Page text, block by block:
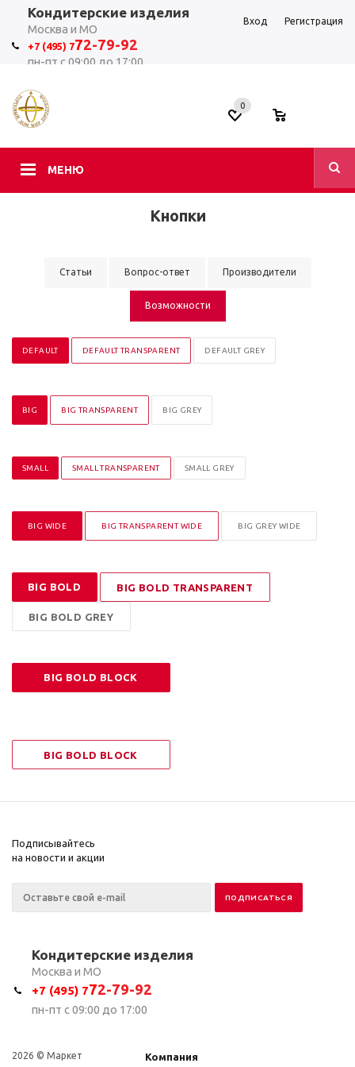
Кондитерские изделия
Москва и МО
+7 (495) 772-79-92
пн-пт с 09:00 до 17:00
Вход Регистрация
МЕНЮ
0
Кнопки
Статьи Вопрос-ответ Производители
Возможности
DEFAULT DEFAULT TRANSPARENT DEFAULT GREY
BIG BIG TRANSPARENT BIG GREY
SMALL SMALL TRANSPARENT SMALL GREY
BIG WIDE BIG TRANSPARENT WIDE BIG GREY WIDE
BIG BOLD BIG BOLD TRANSPARENT
BIG BOLD GREY
BIG BOLD BLOCK
BIG BOLD BLOCK
Подписывайтесь
на новости и акции
Кондитерские изделия
Москва и МО
+7 (495) 772-79-92
пн-пт с 09:00 до 17:00
2026 © Маркет Компания